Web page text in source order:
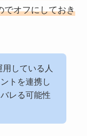
でオフにしておき
している人
トを連携し
レる可能性